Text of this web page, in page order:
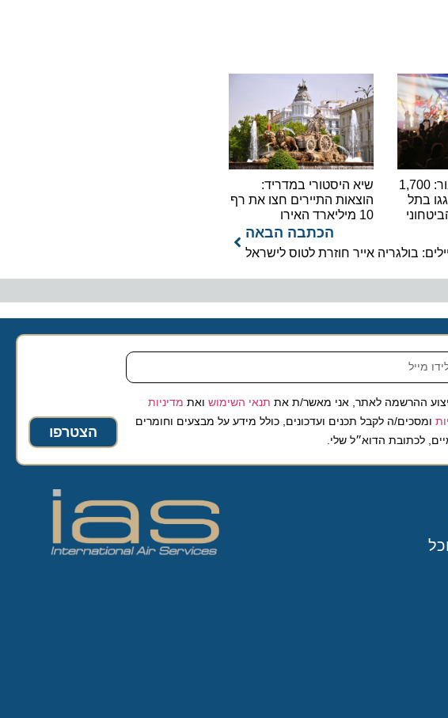
חוסן וחיבור: 1,700
שיא היסטורי במדריד:
הוצאות התיירים חצו את רף
הכתבה הבאה
בולגריה אייר חוזרת לטוס לישראל
ההרשמה לאתר, אני מאשר/ת אתתנאי השימושואת מדיניות
ה לקבל תכנים ועדכונים, כולל מידע על מבצעים וחומרים
לכתובת הדוא״ל שלי.
הצטרפו